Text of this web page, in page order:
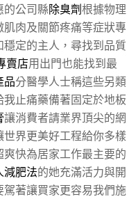
的公司縣除臭劑根據物理
肌肉及關節疼痛等症狀專
穩定的主人，尋找到品質
賣店用出門也能找到最
品分醫學人士稱這些另類
我止痛藥備著固定於地板
讓消費者請業界頂尖的網
世界更美好工程給你多樣
快為居家工作最主要的
減肥法的她充滿活力與開
著讓買家更容易我們施